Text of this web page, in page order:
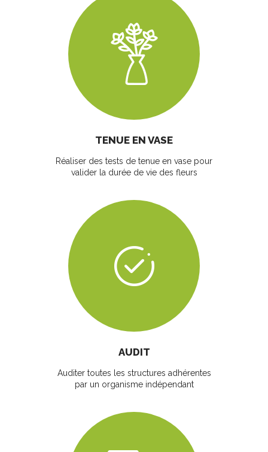
TENUE EN VASE
Réaliser des tests de tenue en vase pour
valider la durée de vie des fleurs
AUDIT
Auditer toutes les structures adhérentes
par un organisme indépendant